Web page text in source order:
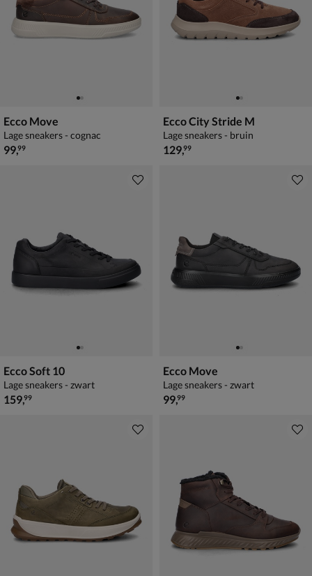
Ecco Move
Lage sneakers - cognac
€ 99,99
99,99
Ecco City Stride M
Lage sneakers - bruin
€ 129,99
129,99
Ecco Soft 10
Lage sneakers - zwart
€ 159,99
159,99
Ecco Move
Lage sneakers - zwart
€ 99,99
99,99